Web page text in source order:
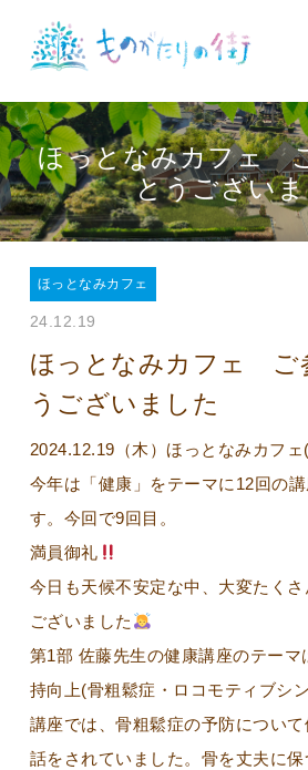
ほっとなみカフェ
とうござい
ほっとなみカフェ
24.12.19
ほっとなみカフェ ご
うございました
2024.12.19（木）ほっとなみカフ
今年は「健康」をテーマに12回の
す。今回で9回目。
満員御礼
今日も天候不安定な中、大変たくさ
ございました
第1部 佐藤先生の健康講座のテーマ
持向上(骨粗鬆症・ロコモティブシ
講座では、骨粗鬆症の予防につい
話をされていました。骨を丈夫に